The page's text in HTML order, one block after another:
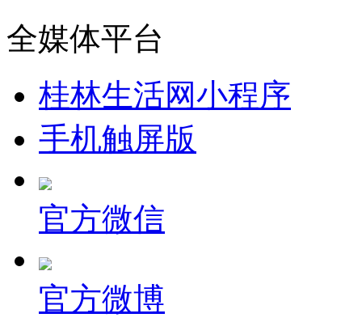
全媒体平台
桂林生活网小程序
手机触屏版
官方微信
官方微博